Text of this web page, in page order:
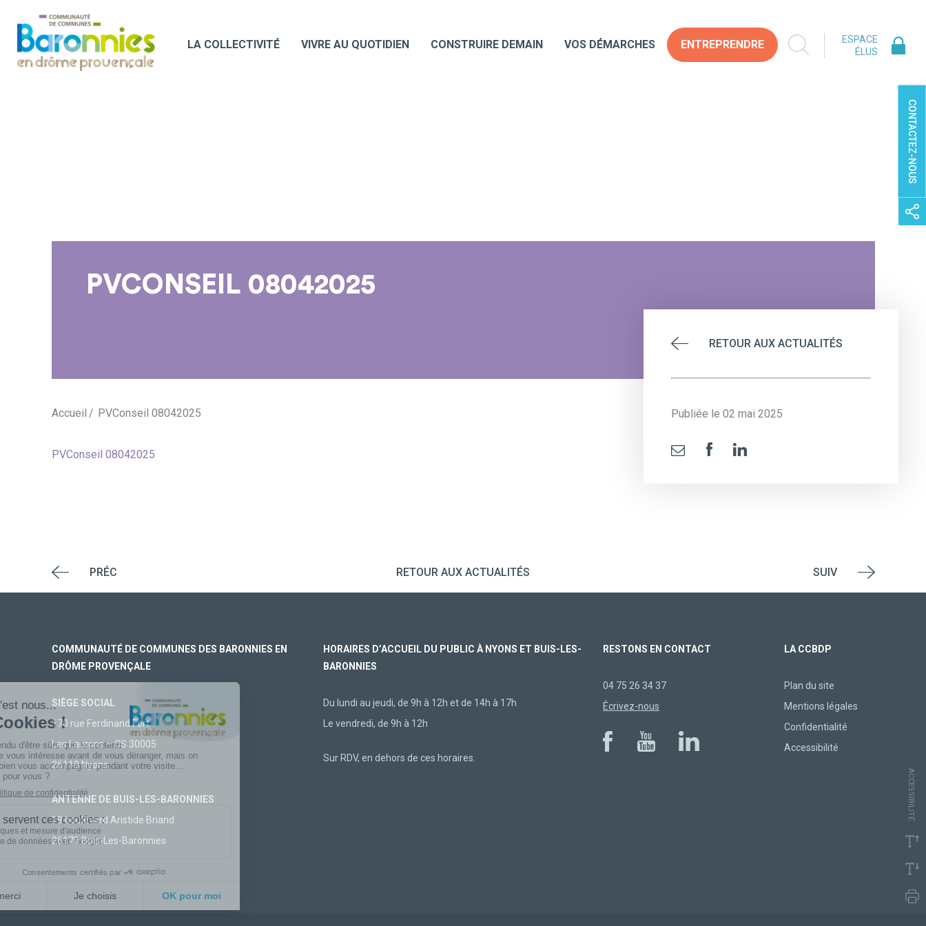
LA COLLECTIVITÉ VIVRE AU QUOTIDIEN CONSTRUIRE DEMAIN VOS DÉMARCHES ENTREPRENDRE
ESPACE
ÉLUS
CONTACTEZ-NOUS
PVCONSEIL 08042025
Accueil PVConseil 08042025
RETOUR AUX ACTUALITÉS
Publiée le 02 mai 2025
PVConseil 08042025
PRÉC RETOUR AUX ACTUALITÉS SUIV
COMMUNAUTÉ DE COMMUNES DES BARONNIES EN
DRÔME PROVENÇALE
SIÈGE SOCIAL
170 rue Ferdinand Fert
Les Laurons – CS 30005
26110 Nyons
ANTENNE DE BUIS-LES-BARONNIES
19 boulevard Aristide Briand
26170 Buis-Les-Baronnies
HORAIRES D’ACCUEIL DU PUBLIC À NYONS ET BUIS-LES-
BARONNIES
Du lundi au jeudi, de 9h à 12h et de 14h à 17h
Le vendredi, de 9h à 12h
Sur RDV, en dehors de ces horaires.
RESTONS EN CONTACT
04 75 26 34 37
Écrivez-nous
LA CCBDP
Plan du site
Mentions légales
Confidentialité
Accessibilité
ACCESSIBILITÉ